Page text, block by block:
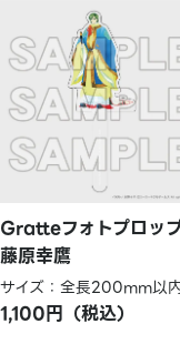
Gratteフォトプロッ
藤原幸鷹
サイズ：全長200mm以
1,100円（税込）